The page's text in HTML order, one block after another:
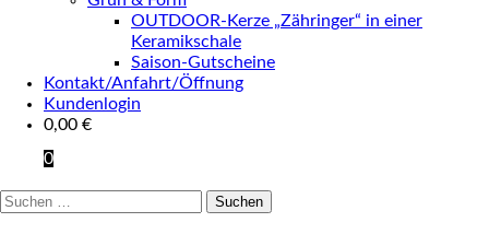
OUTDOOR-Kerze „Zähringer“ in einer
Keramikschale
Saison-Gutscheine
Kontakt/Anfahrt/Öffnung
Kundenlogin
0,00 €
0
Suchen